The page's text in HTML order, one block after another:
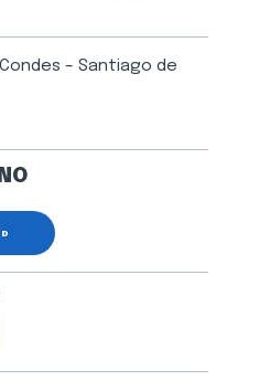
– Santiago de